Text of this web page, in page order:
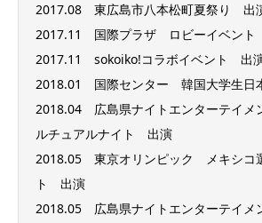
2017.08 東広島市八本松町夏祭り 出
2017.11 国際プラザ ロビーイベン
2017.11 sokoiko!コラボイベント 出
2018.01 国際センター 韓国大学生日
2018.04 広島県ナイトエンターテイ
ルチュアルナイト 出演
2018.05 東京オリンピック メキシコ
ト 出演
2018.05 広島県ナイトエンターテイ